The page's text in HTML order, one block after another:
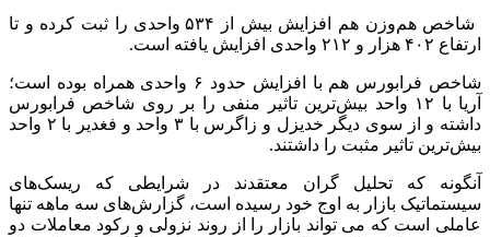
شاخص هم‌وزن هم افزایش بیش از ۵۳۴ واحدی را ثبت کرده و تا
ارتفاع ۴۰۲ هزار و ۲۱۲ واحدی افزایش یافته است.
شاخص فرابورس هم با افزایش حدود ۶ واحدی همراه بوده است؛
آریا با ۱۲ واحد بیش‌ترین تاثیر منفی را بر روی شاخص فرابورس
داشته و از سوی دیگر خدیزل و زاگرس با ۳ واحد و فغدیر با ۲ واحد
بیش‌ترین تاثیر مثبت را داشتند.
آنگونه که تحلیل گران معتقدند در شرایطی که ریسک‌های
سیستماتیک بازار به اوج خود رسیده است، گزارش‌های سه ماهه تنها
عاملی است که می تواند بازار را از روند نزولی و رکود معاملات دو